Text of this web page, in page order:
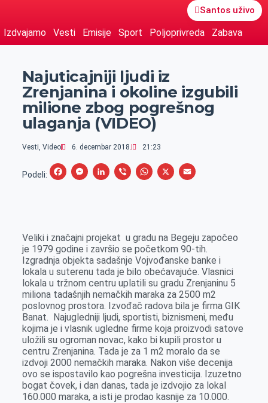
Santos uživo
Izdvajamo Vesti Emisije Sport Poljoprivreda Zabava
Najuticajniji ljudi iz
Zrenjanina i okoline izgubili
milione zbog pogrešnog
ulaganja (VIDEO)
Vesti, Video 6. decembar 2018. 21:23
Podeli:
F
b
o
o
k
M
e
n
g
e
r
L
e
d
I
n
V
r
W
s
A
p
p
X
E
l
Veliki i značajni projekat u gradu na Begeju započeo
je 1979 godine i završio se početkom 90-tih.
Izgradnja objekta sadašnje Vojvođanske banke i
lokala u suterenu tada je bilo obećavajuće. Vlasnici
lokala u tržnom centru uplatili su gradu Zrenjaninu 5
miliona tadašnjih nemačkih maraka za 2500 m2
poslovnog prostora. Izvođač radova bila je firma GIK
Banat. Najugledniji ljudi, sportisti, biznismeni, među
kojima je i vlasnik ugledne firme koja proizvodi satove
uložili su ogroman novac, kako bi kupili prostor u
centru Zrenjanina. Tada je za 1 m2 moralo da se
izdvoji 2000 nemačkih maraka. Nakon više decenija
ovo se ispostavilo kao pogrešna investicija. Izuzetno
bogat čovek, i dan danas, tada je izdvojio za lokal
160.000 maraka, a isti je prodao kasnije za 10.000.